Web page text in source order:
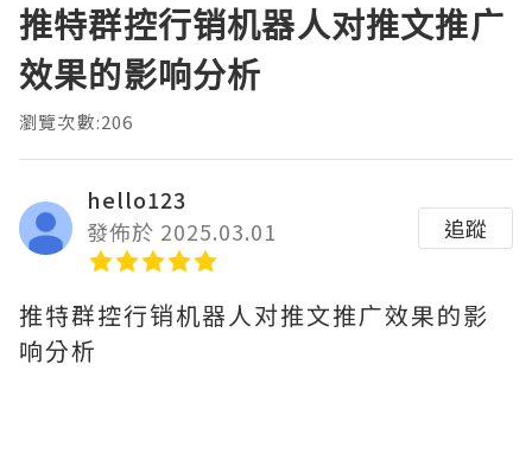
推特群控行销机器人对推文推广
效果的影响分析
瀏覽次數:206
hello123
發佈於 2025.03.01
追蹤
推特群控行销机器人对推文推广效果的影
响分析